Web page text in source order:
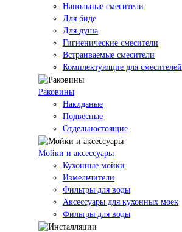
Напольные смесители
Для биде
Для душа
Гигиенические смесители
Встраиваемые смесители
Комплектующие для смесителей
Раковины
Наклданые
Подвесные
Отдельностоящие
Мойки и аксессуары
Кухонные мойки
Измельчители
Фильтры для воды
Аксессуары для кухонных моек
Фильтры для воды